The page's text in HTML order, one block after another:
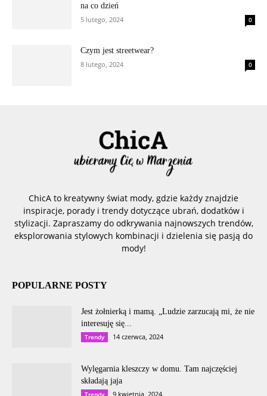
na co dzień
5 lutego, 2024
0
Czym jest streetwear?
8 lutego, 2024
0
ChicA to kreatywny świat mody, gdzie każdy znajdzie
inspiracje, porady i trendy dotyczące ubrań, dodatków i
stylizacji. Zapraszamy do odkrywania najnowszych trendów,
eksplorowania stylowych kombinacji i dzielenia się pasją do
mody!
POPULARNE POSTY
Jest żołnierką i mamą. „Ludzie zarzucają mi, że nie
interesuję się...
Trendy 14 czerwca, 2024
Wylęgarnia kleszczy w domu. Tam najczęściej
składają jaja
Trendy 9 kwietnia, 2024